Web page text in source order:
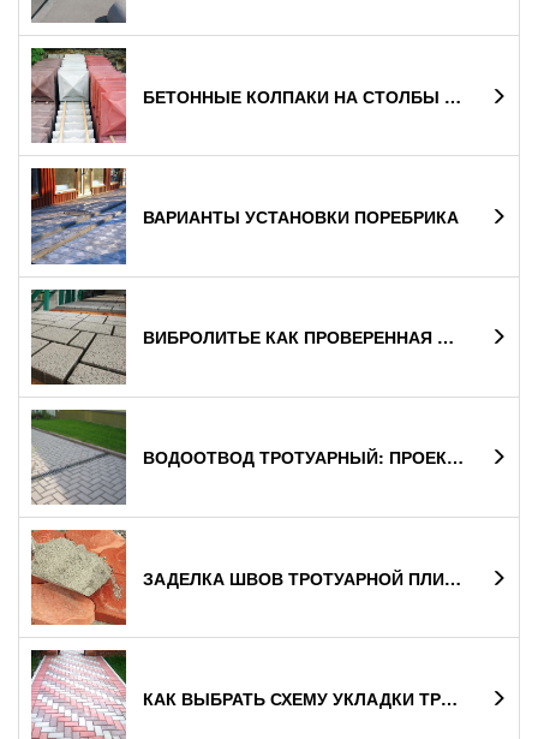
БЕТОННЫЕ КОЛПАКИ НА СТОЛБЫ ЗАБОРА: КАК ПОДОБРАТЬ
ВАРИАНТЫ УСТАНОВКИ ПОРЕБРИКА
ВИБРОЛИТЬЕ КАК ПРОВЕРЕННАЯ ТЕХНОЛОГИЯ ПРОИЗВОДСТВА ТРОТУАРНОЙ ПЛИТКИ
ВОДООТВОД ТРОТУАРНЫЙ: ПРОЕКТИРОВАНИЕ И ПРИНЦИПЫ ВЫБОРА ВОДОСТОЧНЫХ ЛОТКОВ
ЗАДЕЛКА ШВОВ ТРОТУАРНОЙ ПЛИТКИ - НЮАНСЫ ПРОВЕДЕНИЯ РАБОТ
КАК ВЫБРАТЬ СХЕМУ УКЛАДКИ ТРОТУАРНОЙ ПЛИТКИ?